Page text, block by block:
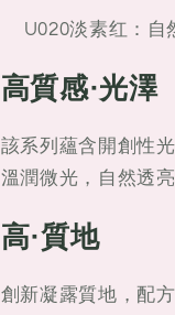
U020淡素红：自
高質感·光澤
該系列蘊含開創性
溫潤微光，自然透亮
高·質地
創新凝露質地，配